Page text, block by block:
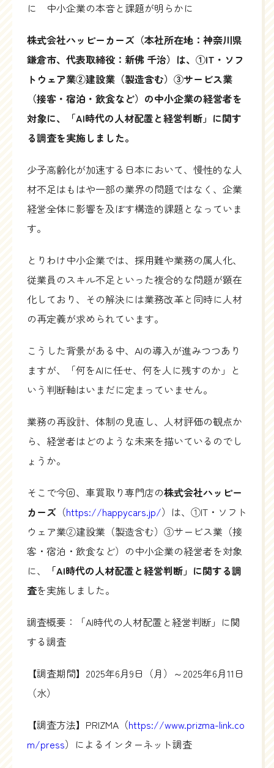
に 中小企業の本音と課題が明らかに
株式会社ハッピーカーズ（本社所在地：神奈川県
鎌倉市、代表取締役：新佛 千治）は、①IT・ソフ
トウェア業②建設業（製造含む）③サービス業
（接客・宿泊・飲食など）の中小企業の経営者を
対象に、「AI時代の人材配置と経営判断」に関す
る調査を実施しました。
少子高齢化が加速する日本において、慢性的な人
材不足はもはや一部の業界の問題ではなく、企業
経営全体に影響を及ぼす構造的課題となっていま
す。
とりわけ中小企業では、採用難や業務の属人化、
従業員のスキル不足といった複合的な問題が顕在
化しており、その解決には業務改革と同時に人材
の再定義が求められています。
こうした背景がある中、AIの導入が進みつつあり
ますが、「何をAIに任せ、何を人に残すのか」と
いう判断軸はいまだに定まっていません。
業務の再設計、体制の見直し、人材評価の観点か
ら、経営者はどのような未来を描いているのでし
ょうか。
そこで今回、車買取り専門店の株式会社ハッピー
カーズ （https://happycars.jp/）は、①IT・ソフト
ウェア業②建設業（製造含む）③サービス業（接
客・宿泊・飲食など）の中小企業の経営者を対象
に、
「AI時代の人材配置と経営判断」に関する調
査を実施しました。
調査概要：「AI時代の人材配置と経営判断」に関
する調査
【調査期間】2025年6月9日（月）～2025年6月11日
（水）
【調査方法】PRIZMA（https://www.prizma-link.co
m/press）によるインターネット調査